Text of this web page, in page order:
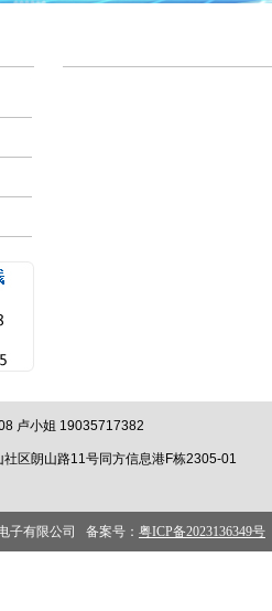
卢小姐 19035717382
区朗山路11号同方信息港F栋2305-01
子有限公司 备案号： 粤ICP备2023136349号